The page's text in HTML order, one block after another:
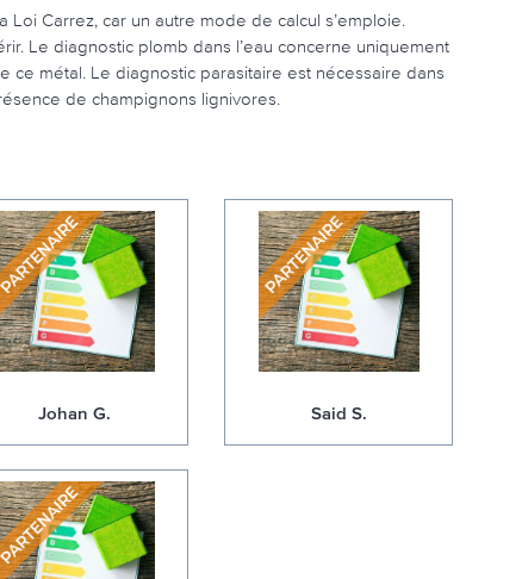
Carrez, car un autre mode de calcul s’emploie.
Le diagnostic plomb dans l’eau concerne uniquement
métal. Le diagnostic parasitaire est nécessaire dans
de champignons lignivores.
Johan G. Said S.